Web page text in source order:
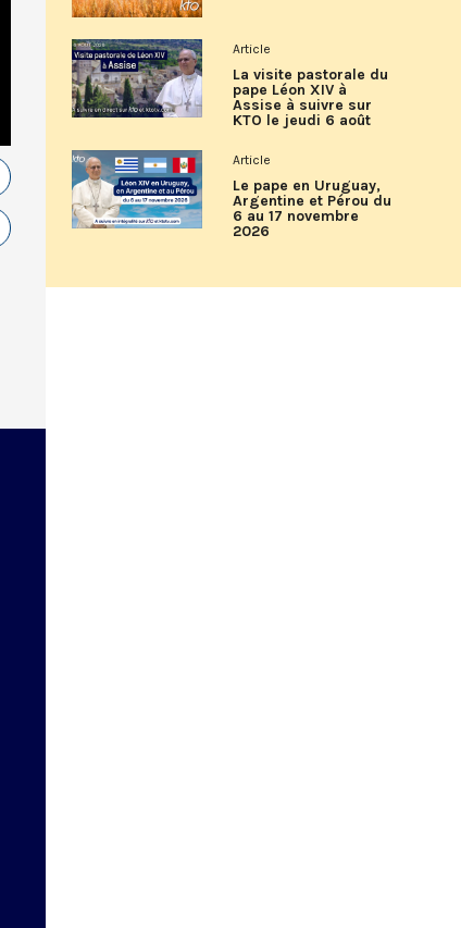
Article
La visite pastorale du
pape Léon XIV à
Assise à suivre sur
KTO le jeudi 6 août
Article
Le pape en Uruguay,
Argentine et Pérou du
6 au 17 novembre
2026